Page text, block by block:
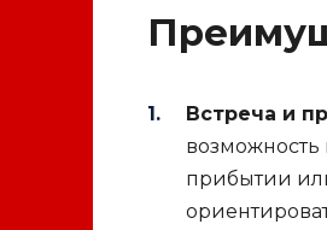
Встреча и
возможность
прибытии